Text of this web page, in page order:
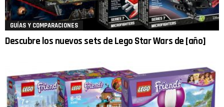
GUÍAS Y COMPARACIONES
Descubre los nuevos sets de Lego Star Wars de [año]